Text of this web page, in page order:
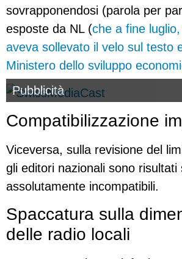
sovrapponendosi (parola per
esposte da NL (che a fine
aveva sollevato il velo sul testo
Ministero dello sviluppo
Pubblicità
Compatibilizzazione
Viceversa, sulla revisione del
gli editori nazionali sono risultati
assolutamente incompatibili.
Spaccatura sulla
delle radio locali